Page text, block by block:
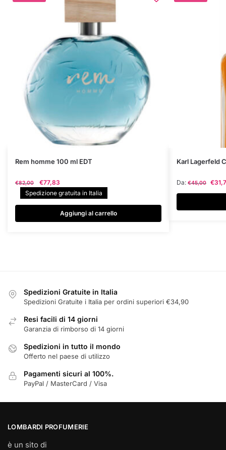
Rem homme 100 ml EDT
€82,00
Il
prezzo
originale
€77,83
prezzo
attuale
è:
Spedizione gratuita in Italia
Aggiungi al carrello
Karl Lagerfeld
Da: €45,00 €
Questo
ha
più
varianti.
del
Spedizioni Gratuite in Italia
Spedizioni Gratuite i Italia per ordini superiori €34,90
Resi facili di 14 giorni
Garanzia di rimborso di 14 giorni
Spedizioni in tutto il mondo
Offerto nel paese di utilizzo
Pagamenti sicuri al 100%.
PayPal / MasterCard / Visa
LOMBARDI PROFUMERIE
è un sito di